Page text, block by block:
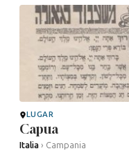
LUGAR
Capua
Italia › Campania